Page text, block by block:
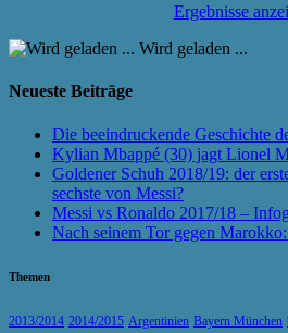
Ergebnisse
Wird geladen ...
Neueste Beiträge
Die beeindruckende Geschichte
Kylian Mbappé (30) jagt Lionel
Goldener Schuh 2018/19: der
sechste von Messi?
Messi vs Ronaldo 2017/18 –
Nach seinem Tor gegen
Themen
2013/2014 2014/2015 Argentinien Bayern München